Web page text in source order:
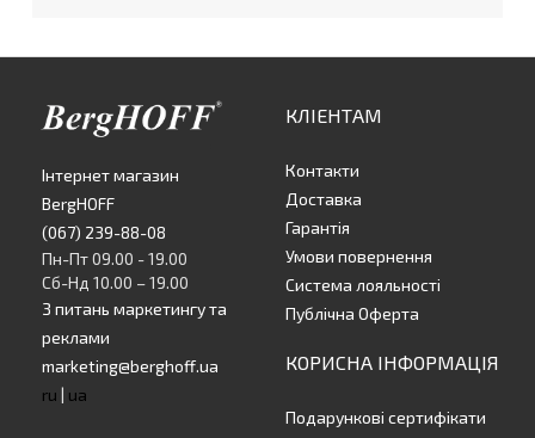
Інтернет магазин
BergHOFF
(067) 239-88-08
Пн-Пт 09.00 - 19.00
Сб-Нд 10.00 – 19.00
З питань маркетингу та
реклами
marketing@berghoff.ua
ru | ua
КЛІЕНТАМ
Контакти
Доставка
Гарантія
Умови повернення
Система лояльності
Публічна Оферта
КОРИСНА ІНФОРМАЦІЯ
Подарункові сертифікати